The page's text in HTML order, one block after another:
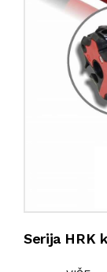
Serija HRK